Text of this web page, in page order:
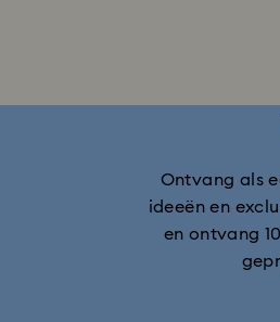
Ontvang als
ideeën en
en ontvang